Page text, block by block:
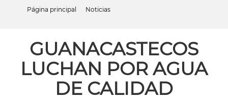
ayuda
navegación
Página principal Noticias
GUANACASTECOS
LUCHAN POR AGUA
DE CALIDAD